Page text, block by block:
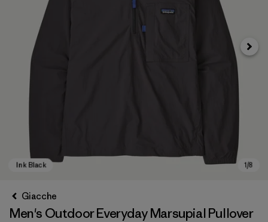
Avanti
Giacche
Men's Outdoor Everyday Marsupial Pullover